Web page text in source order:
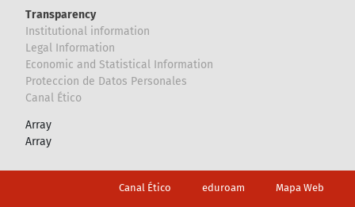
Transparency
Institutional information
Legal Information
Economic and Statistical Information
Proteccion de Datos Personales
Canal Ético
Array
Array
Canal Ético eduroam Mapa Web